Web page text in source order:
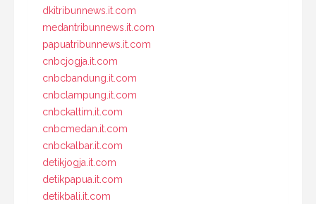
dkitribunnews.it.com
medantribunnews.it.com
papuatribunnews.it.com
cnbcjogja.it.com
cnbcbandung.it.com
cnbclampung.it.com
cnbckaltim.it.com
cnbcmedan.it.com
cnbckalbar.it.com
detikjogja.it.com
detikpapua.it.com
detikbali.it.com